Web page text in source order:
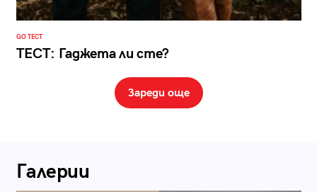
GO ТЕСТ
ТЕСТ: Гаджета ли сте?
Зареди още
Галерии